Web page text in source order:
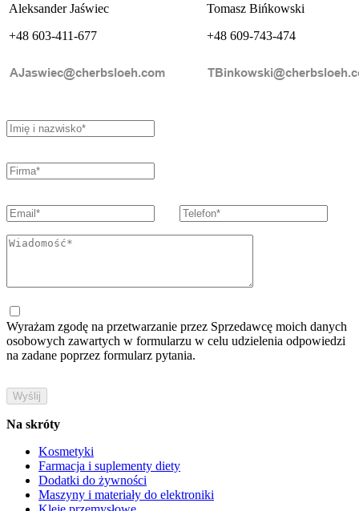
Aleksander Jaświec
+48 603-411-677
Tomasz Bińkowski
+48 609-743-474
Wyrażam zgodę na przetwarzanie przez Sprzedawcę moich danych
osobowych zawartych w formularzu w celu udzielenia odpowiedzi
na zadane poprzez formularz pytania.
Na skróty
Kosmetyki
Farmacja i suplementy diety
Dodatki do żywności
Maszyny i materiały do elektroniki